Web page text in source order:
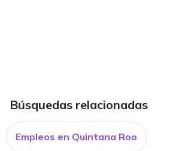
Búsquedas relacionadas
Empleos en Quintana Roo